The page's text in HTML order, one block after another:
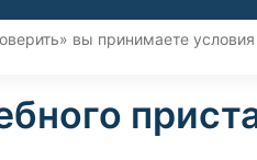
вы принимаете условия